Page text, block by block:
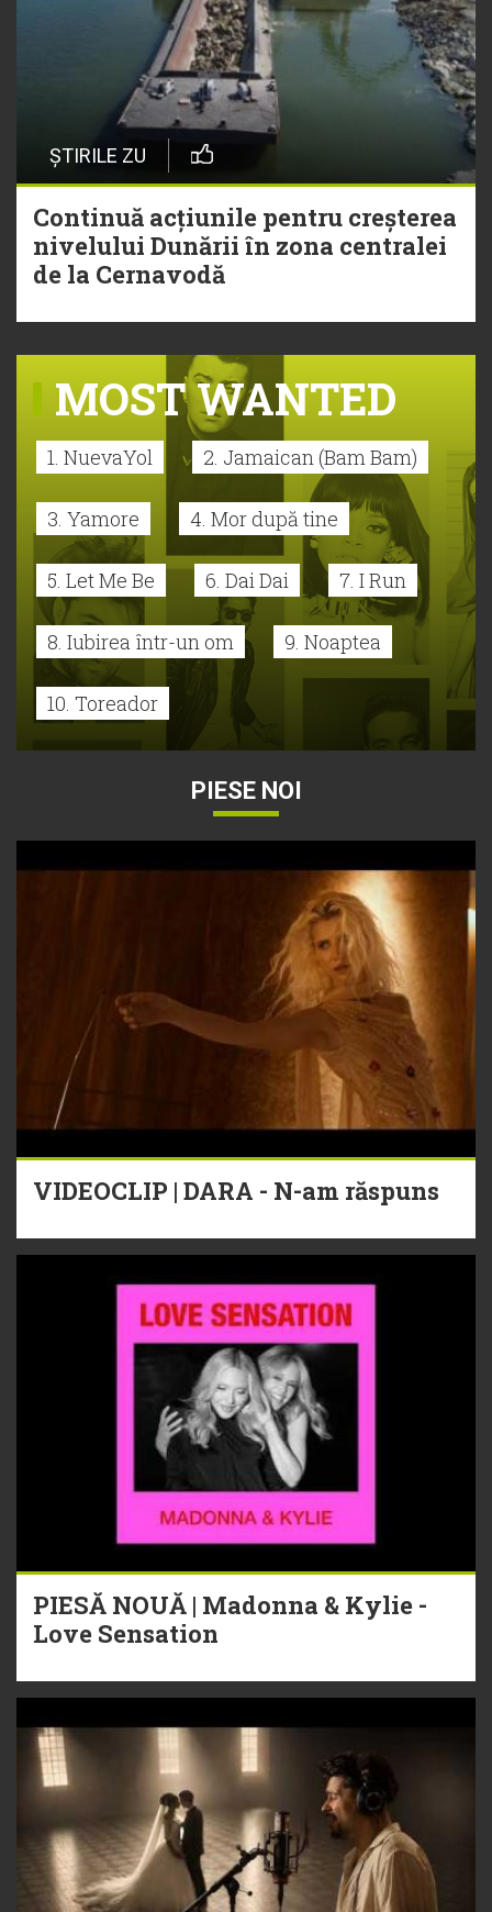
ȘTIRILE ZU
Continuă acțiunile pentru creșterea
nivelului Dunării în zona centralei
de la Cernavodă
MOST WANTED
1. NuevaYol 2. Jamaican (Bam Bam)
3. Yamore 4. Mor după tine
5. Let Me Be 6. Dai Dai 7. I Run
8. Iubirea într-un om 9. Noaptea
10. Toreador
PIESE NOI
VIDEOCLIP | DARA - N-am răspuns
PIESĂ NOUĂ | Madonna & Kylie -
Love Sensation